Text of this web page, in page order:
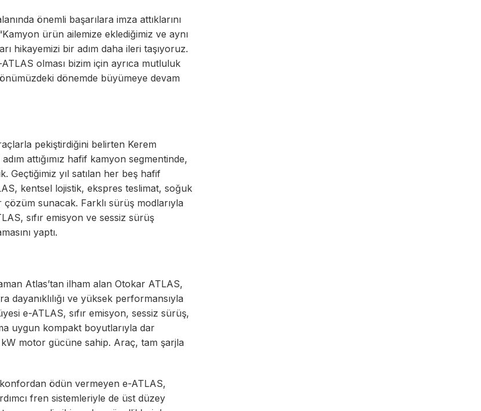
önemli başarılara imza attıklarını
ürün ailemize eklediğimiz ve aynı
hikayemizi bir adım daha ileri taşıyoruz.
olması bizim için ayrıca mutluluk
dönemde büyümeye devam
pekiştirdiğini belirten Kerem
attığımız hafif kamyon segmentinde,
Geçtiğimiz yıl satılan her beş hafif
kentsel lojistik, ekspres teslimat, soğuk
çözüm sunacak. Farklı sürüş modlarıyla
sıfır emisyon ve sessiz sürüş
yaptı.
Atlas’tan ilham alan Otokar ATLAS,
dayanıklılığı ve yüksek performansıyla
e-ATLAS, sıfır emisyon, sessiz sürüş,
uygun kompakt boyutlarıyla dar
motor gücüne sahip. Araç, tam şarjla
ödün vermeyen e-ATLAS,
fren sistemleriyle de üst düzey